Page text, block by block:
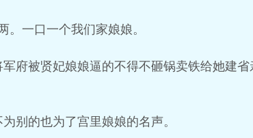
一口一个我们家娘娘。
府被贤妃娘娘逼的不得不砸锅卖铁给她建省
别的也为了宫里娘娘的名声。